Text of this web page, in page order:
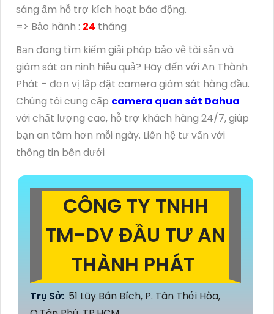
sáng ấm hỗ trợ kích hoạt báo động.
=> Bảo hành : 24 tháng
Bạn đang tìm kiếm giải pháp bảo vệ tài sản và
giám sát an ninh hiệu quả? Hãy đến với An Thành
Phát – đơn vị lắp đặt camera giám sát hàng đầu.
Chúng tôi cung cấp camera quan sát Dahua
với chất lượng cao, hỗ trợ khách hàng 24/7, giúp
bạn an tâm hơn mỗi ngày. Liên hệ tư vấn với
thông tin bên dưới
CÔNG TY TNHH
TM-DV ĐẦU TƯ AN
THÀNH PHÁT
Trụ Sở: 51 Lũy Bán Bích, P. Tân Thới Hòa,